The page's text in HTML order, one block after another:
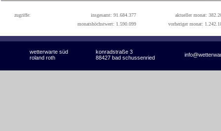
zugriffe: insgesamt: 91.684.377
aktueller monat:
monatshöchstwert: 1.590.099
vorheriger monat:
wetterwarte süd konradstraße 3
roland roth 88427 bad schussenried